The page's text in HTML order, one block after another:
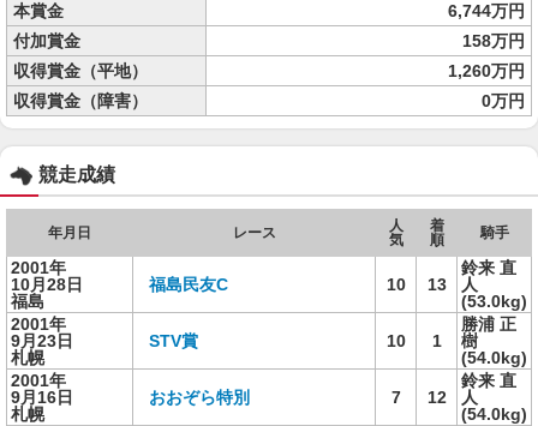
本賞金
6,744万円
付加賞金
158万円
収得賞金（平地）
1,260万円
収得賞金（障害）
0万円
競走成績
年月日 レース
人
気
着
順
騎手
2001年
10月28日
福島
福島民友C 10 13
鈴来 直
人
(53.0kg)
2001年
9月23日
札幌
STV賞 10 1
勝浦 正
樹
(54.0kg)
2001年
9月16日
札幌
おおぞら特別 7 12
鈴来 直
人
(54.0kg)